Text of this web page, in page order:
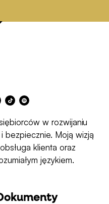
T
i
k
k
S
p
o
f
y
w rozwijaniu
bezpiecznie. Moją wizją
klienta oraz
językiem.